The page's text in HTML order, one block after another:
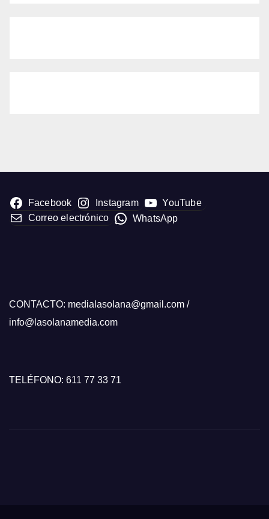
Facebook Instagram
YouTube
Correo electrónico
WhatsApp
CONTACTO: medialasolana@gmail.com /
info@lasolanamedia.com
TELÉFONO: 611 77 33 71